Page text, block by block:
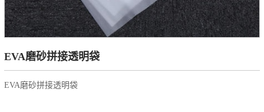
EVA磨砂拼接透明袋
EVA磨砂拼接透明袋